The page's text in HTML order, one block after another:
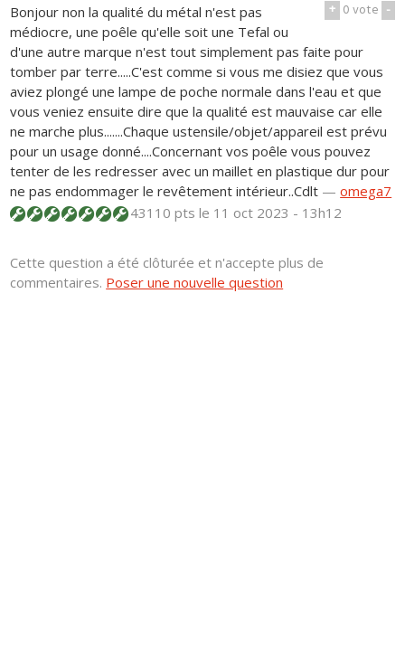
+ 0vote -
Bonjour non la qualité du métal n'est pas
médiocre, une poêle qu'elle soit une Tefal ou
d'une autre marque n'est tout simplement pas faite pour
tomber par terre.....C'est comme si vous me disiez que vous
aviez plongé une lampe de poche normale dans l'eau et que
vous veniez ensuite dire que la qualité est mauvaise car elle
ne marche plus.......Chaque ustensile/objet/appareil est prévu
pour un usage donné....Concernant vos poêle vous pouvez
tenter de les redresser avec un maillet en plastique dur pour
ne pas endommager le revêtement intérieur..Cdlt —omega7
43110 ptsle 11 oct 2023 - 13h12
Cette question a été clôturée et n'accepte plus de
commentaires. Poser une nouvelle question